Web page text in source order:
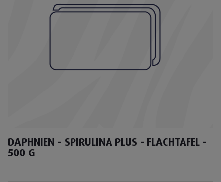
DAPHNIEN - SPIRULINA PLUS - FLACHTAFEL -
500 G